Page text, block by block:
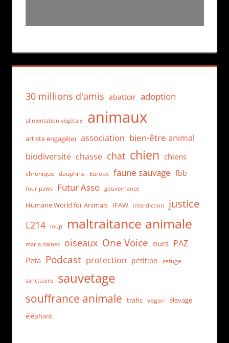
30 millions d'amis abattoir adoption
alimentation végétale animaux
artiste engagé(e) association bien-être animal
biodiversité chasse chat chien chiens
chronique dauphins Europe faune sauvage fbb
four paws Futur Asso gouvernance
Humane World for Animals IFAW interdiction justice
L214 loup maltraitance animale
maria daines oiseaux One Voice ours PAZ
Peta Podcast protection pétition refuge
sanctuaire sauvetage
souffrance animale trafic vegan
élevage
éléphant